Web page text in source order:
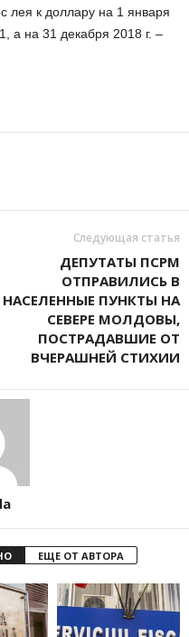
лея к доллару на 1 января
а на 31 декабря 2018 г. –
Следующая статья
ДЕПУТАТЫ ПСРМ
ОТПРАВИЛИСЬ В
НАСЕЛЕННЫЕ ПУНКТЫ НА
СЕВЕРЕ МОЛДОВЫ,
ПОСТРАДАВШИЕ ОТ
ВЧЕРАШНЕЙ СТИХИИ
ЕЩЕ ОТ АВТОРА